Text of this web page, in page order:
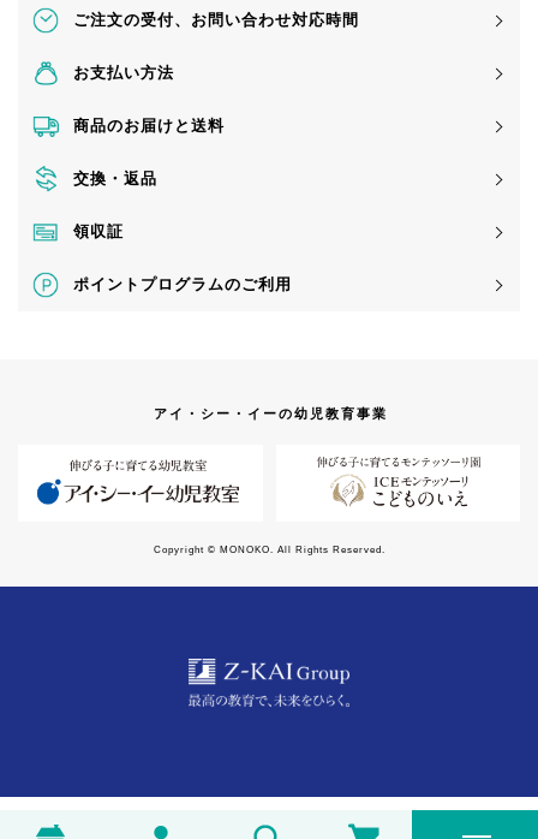
ご注文の受付、 お問い合わせ対応時間
お支払い方法
商品のお届けと送料
交換・返品
領収証
ポイントプログラムのご利用
アイ・シー・イーの幼児教育事業
Copyright © MONOKO. All Rights Reserved.